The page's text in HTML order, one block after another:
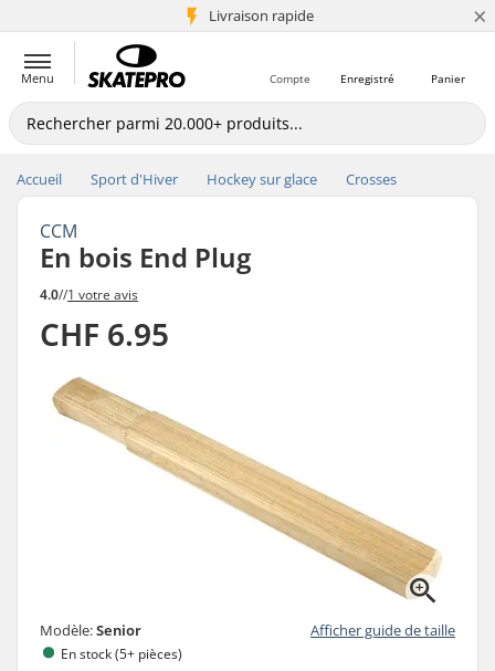
Livraison rapide
+5 mio de clients ×
Menu Panier
Enregistré
Compte
Accueil Sport d'Hiver Hockey sur glace Crosses
CCM
En bois End Plug
4.0//1 votre avis
CHF 6.95
Modèle:Senior Afficher guide de taille
En stock (5+ pièces)